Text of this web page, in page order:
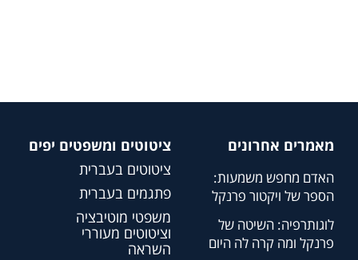
מאמרים אחרונים
האדם מחפש משמעות:
הספר של ויקטור פרנקל
לוגותרפיה: השיטה של
פרנקל ומה קרה לה היום
ציטוטים ומשפטים יפים
ציטוטים בעברית
פתגמים בעברית
משפטי מוטיבציה
וציטוטים מעוררי
השראה